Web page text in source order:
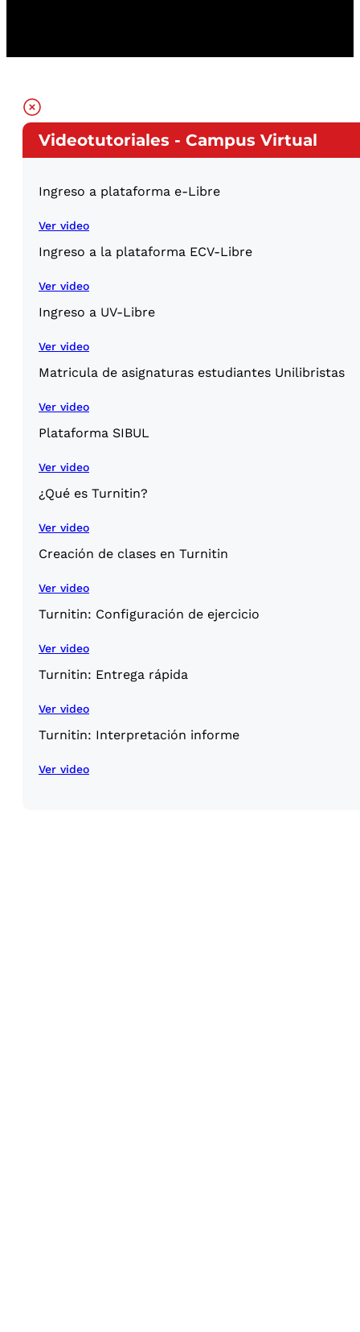
Videotutoriales - Campus Virtual
Ingreso a plataforma e-Libre
Ver video
Ingreso a la plataforma ECV-Libre
Ver video
Ingreso a UV-Libre
Ver video
Matricula de asignaturas estudiantes Unilibristas
Ver video
Plataforma SIBUL
Ver video
¿Qué es Turnitin?
Ver video
Creación de clases en Turnitin
Ver video
Turnitin: Configuración de ejercicio
Ver video
Turnitin: Entrega rápida
Ver video
Turnitin: Interpretación informe
Ver video